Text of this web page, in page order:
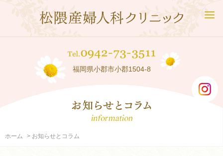
福岡県小郡市小郡1504-8
ホーム お知らせとコラム